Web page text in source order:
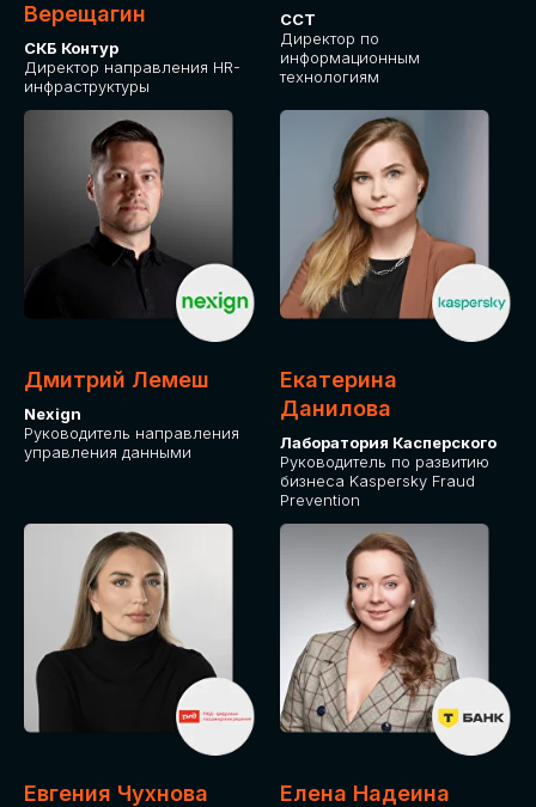
Верещагин
СКБ Контур
Директор направления HR-
инфраструктуры
ССТ
Директор по
информационным
технологиям
Дмитрий Лемеш
Nexign
Руководитель направления
управления данными
Екатерина
Данилова
Лаборатория Касперского
Руководитель по развитию
бизнеса Kaspersky Fraud
Prevention
Евгения Чухнова Елена Надеина
ДЛЯ ОПЛАТЫ БИЛЕТОВ
ОТ ФИЗИЧЕСКОГО ЛИЦА
Оплата через сервис Timepad
ПРИОБРЕСТИ БИЛЕТ